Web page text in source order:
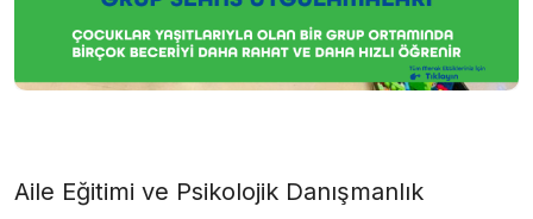
Aile Eğitimi ve Psikolojik Danışmanlık